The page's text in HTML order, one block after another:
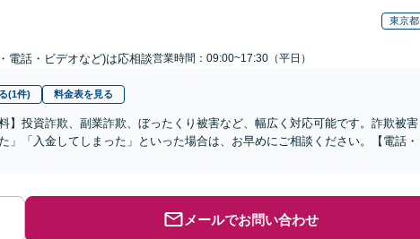
東京都
電話・ビデオなど)は応相談営業時間：09:00~17:30（平日）
(1件) 料金表を見る
】投資詐欺、副業詐欺、ぼったくり被害など、幅広く対応可能です。詐欺被害
」「入金してしまった」といった場合は、お早めにご相談ください。【電話・
メールでお問い合わせ